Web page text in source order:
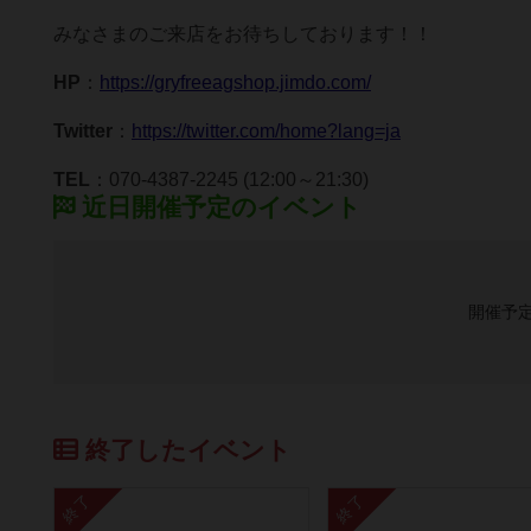
みなさまのご来店をお待ちしております！！
HP ： https://gryfreeagshop.jimdo.com/
Twitter ： https://twitter.com/home?lang=ja
TEL ：070-4387-2245 (12:00～21:30)
近日開催予定のイベント
開催予
終了したイベント
終了 終了